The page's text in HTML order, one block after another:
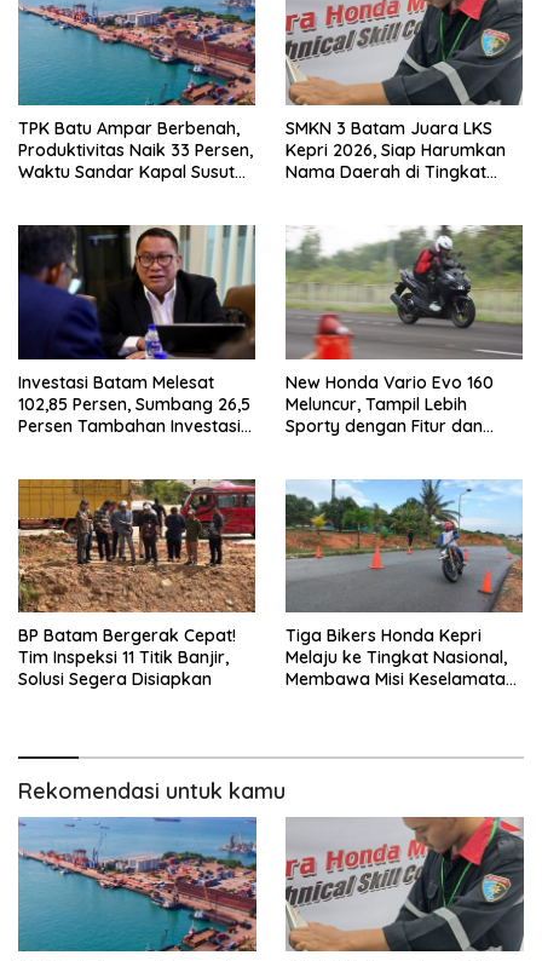
TPK Batu Ampar Berbenah,
Produktivitas Naik 33 Persen,
Waktu Sandar Kapal Susut
SMKN 3 Batam Juara LKS
Kepri 2026, Siap Harumkan
Nama Daerah di Tingkat
Investasi Batam Melesat
102,85 Persen, Sumbang 26,5
Persen Tambahan Investasi
New Honda Vario Evo 160
Meluncur, Tampil Lebih
Sporty dengan Fitur dan
BP Batam Bergerak Cepat!
Tim Inspeksi 11 Titik Banjir,
Solusi Segera Disiapkan
Tiga Bikers Honda Kepri
Melaju ke Tingkat Nasional,
Membawa Misi Keselamatan
Rekomendasi untuk kamu